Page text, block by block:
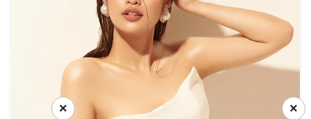
×
×